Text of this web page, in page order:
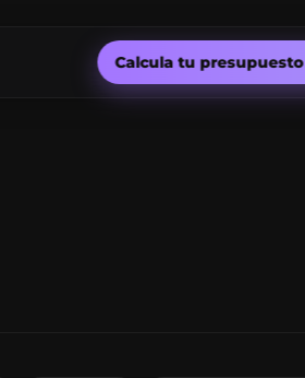
Calcula tu presupuesto